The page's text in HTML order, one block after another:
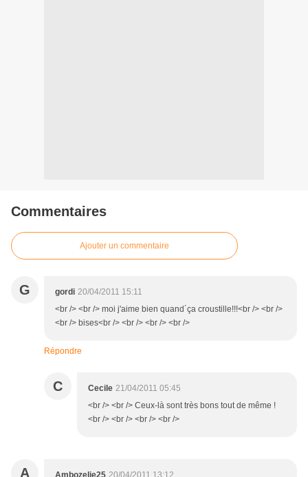
Commentaires
Ajouter un commentaire
G gordi 20/04/2011 15:11
<br /> <br /> moi j'aime bien quand´ça croustille!!!<br /> <br />
<br /> bises<br /> <br /> <br /> <br />
Répondre
C Cecile 21/04/2011 05:45
<br /> <br /> Ceux-là sont très bons tout de même !
<br /> <br /> <br /> <br />
A Ambozelie25 20/04/2011 13:12